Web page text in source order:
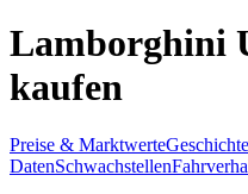
Lamborghini
kaufen
Preise & MarktwerteGeschichte
DatenSchwachstellen